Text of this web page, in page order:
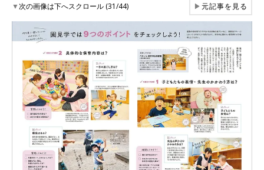
▼次の画像は下へスクロール (31/44) ▶元記事を見る